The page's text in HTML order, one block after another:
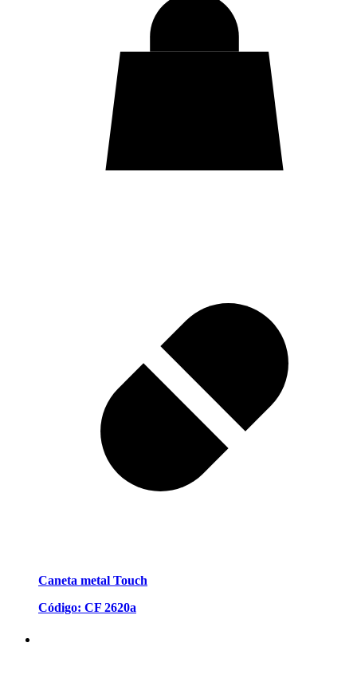
Caneta metal Touch
Código: CF 2620a